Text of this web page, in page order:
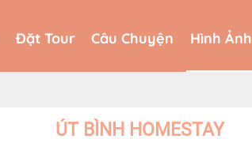
Đặt Tour Câu Chuyện Hình Ảnh
Đặt Tour Câu Chuyện Hình Ảnh
ÚT BÌNH HOMESTAY